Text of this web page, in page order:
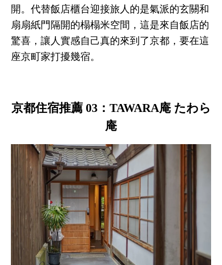
開。代替飯店櫃台迎接旅人的是氣派的玄關和
扇扇紙門隔開的榻榻米空間，這是來自飯店的
驚喜，讓人實感自己真的來到了京都，要在這
座京町家打擾幾宿。
京都住宿推薦 03：TAWARA庵 たわら
庵